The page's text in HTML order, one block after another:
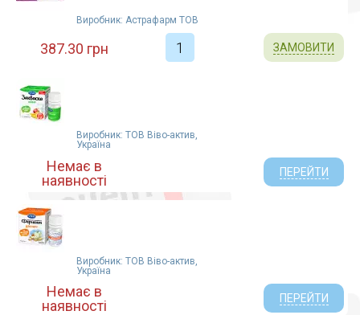
Виробник: Астрафарм ТОВ
387.30 грн ЗАМОВИТИ
Виробник: ТОВ Віво-актив,
Україна
Немає в
наявності
ПЕРЕЙТИ
Виробник: ТОВ Віво-актив,
Україна
Немає в
наявності
ПЕРЕЙТИ